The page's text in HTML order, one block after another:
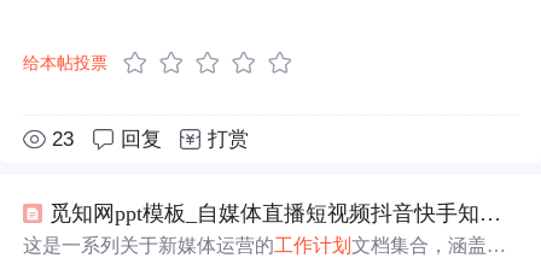
给本帖投票
23 回复 打赏
觅知网ppt模板_自媒体直播短视频抖音快手知乎小红书微博公众号微信运营
这是一系列关于新媒体运营的工作计划文档集合，涵盖了